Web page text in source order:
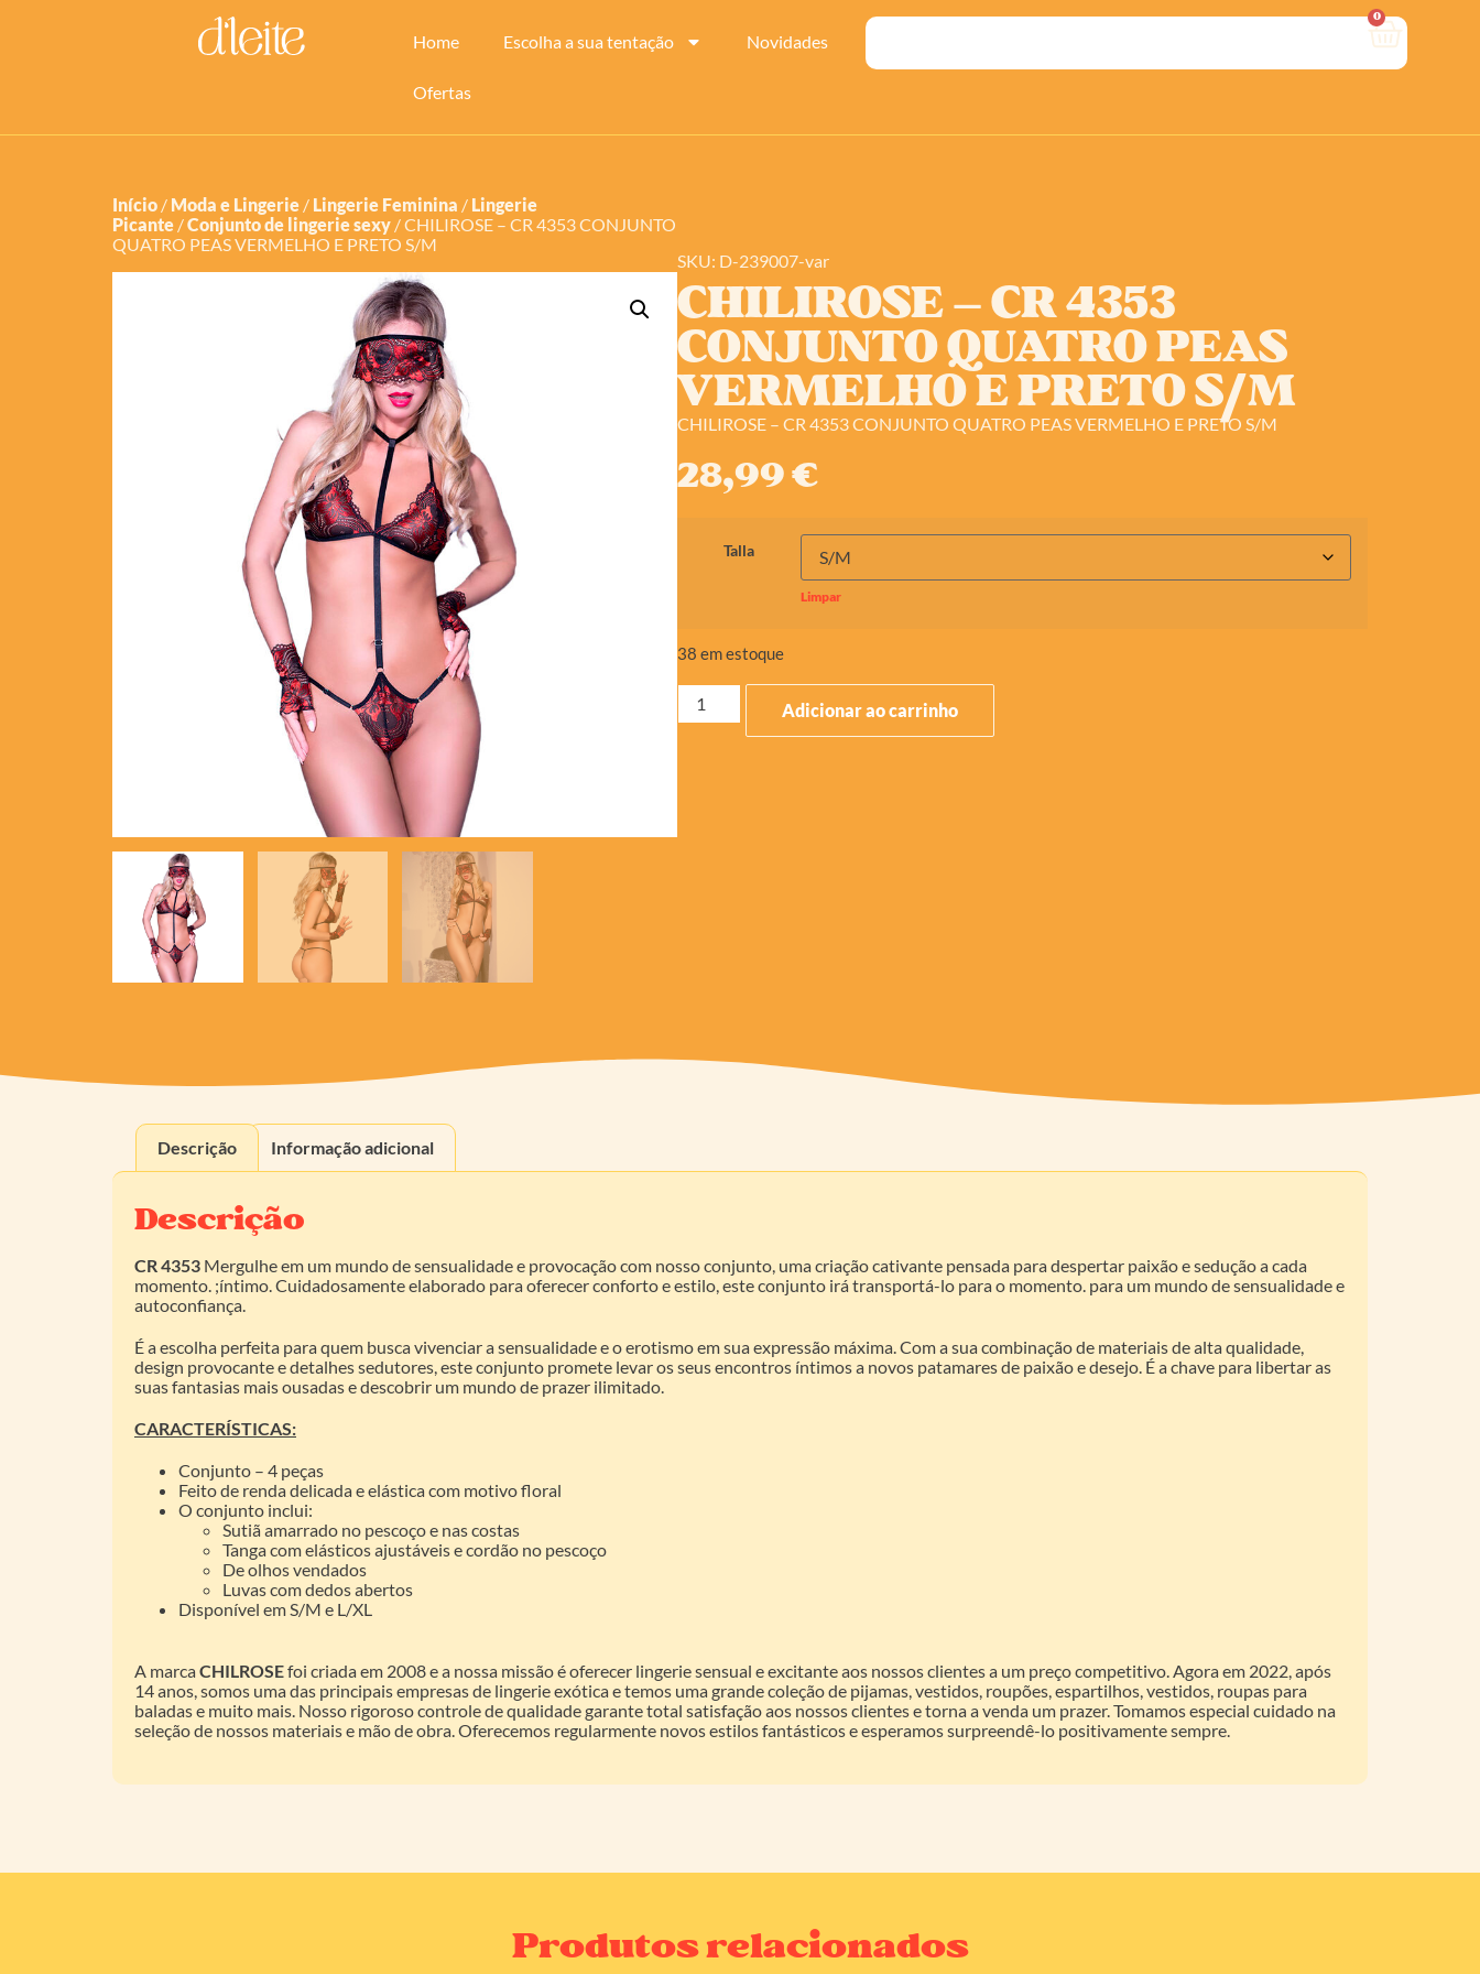
Home Escolha a sua tentação Novidades
Ofertas
0
Início / Moda e Lingerie / Lingerie Feminina / Lingerie
Picante /Conjunto de lingerie sexy / CHILIROSE – CR 4353 CONJUNTO
QUATRO PEAS VERMELHO E PRETO S/M
SKU: D-239007-var
CHILIROSE – CR 4353
CONJUNTO QUATRO PEAS
VERMELHO E PRETO S/M
CHILIROSE – CR 4353 CONJUNTO QUATRO PEAS VERMELHO E PRETO S/M
28,99€
Talla
Limpar
38 em estoque
Adicionar ao carrinho
Descrição Informação adicional
Descrição
CR 4353 Mergulhe em um mundo de sensualidade e provocação com nosso conjunto, uma criação cativante pensada para despertar paixão e sedução a cada
momento. ;íntimo. Cuidadosamente elaborado para oferecer conforto e estilo, este conjunto irá transportá-lo para o momento. para um mundo de sensualidade e
autoconfiança.
É a escolha perfeita para quem busca vivenciar a sensualidade e o erotismo em sua expressão máxima. Com a sua combinação de materiais de alta qualidade,
design provocante e detalhes sedutores, este conjunto promete levar os seus encontros íntimos a novos patamares de paixão e desejo. É a chave para libertar as
suas fantasias mais ousadas e descobrir um mundo de prazer ilimitado.
CARACTERÍSTICAS:
Conjunto – 4 peças
Feito de renda delicada e elástica com motivo floral
O conjunto inclui:
Sutiã amarrado no pescoço e nas costas
Tanga com elásticos ajustáveis e cordão no pescoço
De olhos vendados
Luvas com dedos abertos
Disponível em S/M e L/XL
A marcaCHILROSEfoi criada em 2008 e a nossa missão é oferecer lingerie sensual e excitante aos nossos clientes a um preço competitivo. Agora em 2022, após
14 anos, somos uma das principais empresas de lingerie exótica e temos uma grande coleção de pijamas, vestidos, roupões, espartilhos, vestidos, roupas para
baladas e muito mais. Nosso rigoroso controle de qualidade garante total satisfação aos nossos clientes e torna a venda um prazer. Tomamos especial cuidado na
seleção de nossos materiais e mão de obra. Oferecemos regularmente novos estilos fantásticos e esperamos surpreendê-lo positivamente sempre.
Produtos relacionados